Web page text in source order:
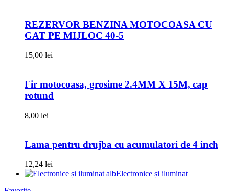
REZERVOR BENZINA MOTOCOASA CU
GAT PE MIJLOC 40-5
15,00 lei
Fir motocoasa, grosime 2.4MM X 15M, cap
rotund
8,00 lei
Lama pentru drujba cu acumulatori de 4 inch
12,24 lei
Electronice și iluminat